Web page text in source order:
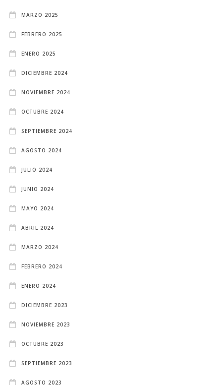
MARZO 2025
FEBRERO 2025
ENERO 2025
DICIEMBRE 2024
NOVIEMBRE 2024
OCTUBRE 2024
SEPTIEMBRE 2024
AGOSTO 2024
JULIO 2024
JUNIO 2024
MAYO 2024
ABRIL 2024
MARZO 2024
FEBRERO 2024
ENERO 2024
DICIEMBRE 2023
NOVIEMBRE 2023
OCTUBRE 2023
SEPTIEMBRE 2023
AGOSTO 2023